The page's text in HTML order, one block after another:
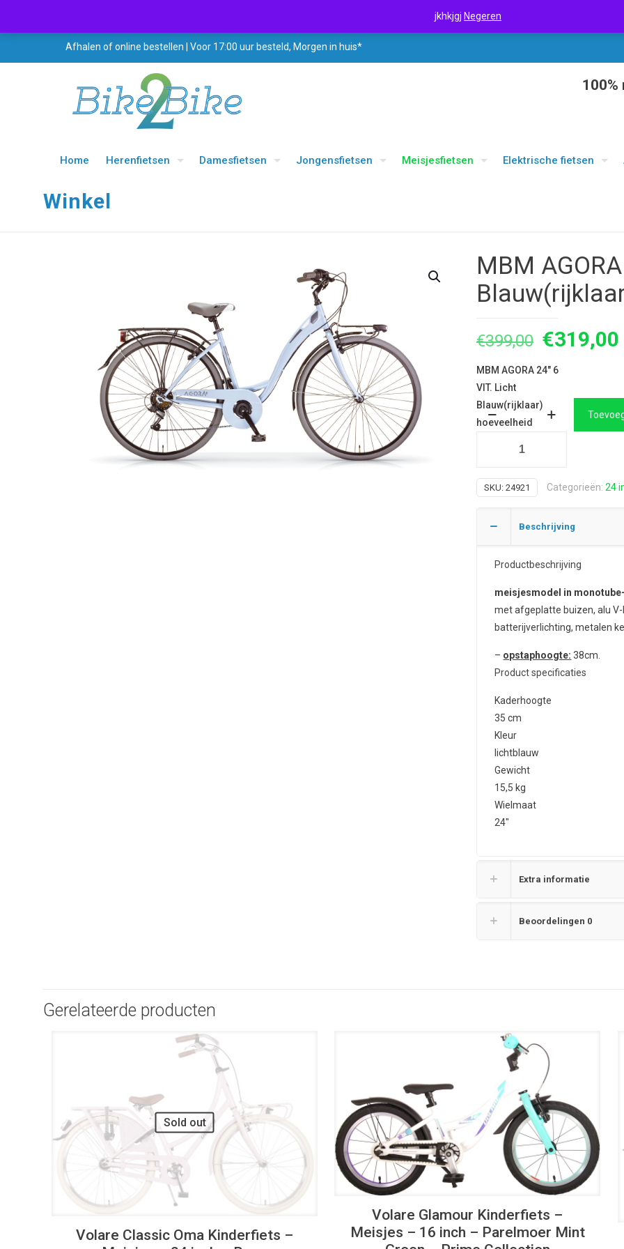
Afhalen of online bestellen | Voor 17:00 uur besteld, Morgen in huis*
Home Herenfietsen Damesfietsen Jongensfietsen Meisjesfietsen Elektrische fietsen
Winkel
MBM
€399,00
prijs
was:
€399,00.
€319,00
MBM AGORA 24" 6
VIT. Licht
Blauw(rijklaar)
hoeveelheid
SKU: 24921 Categorieën: 24
Beschrijving
Productbeschrijving
meisjesmodel in
met afgeplatte buizen, alu
batterijverlichting, metalen
– opstaphoogte: 38cm.
Product specificaties
Kaderhoogte
35 cm
Kleur
lichtblauw
Gewicht
15,5 kg
Wielmaat
24″
Extra informatie
Beoordelingen 0
Gerelateerde producten
Sold out
Volare Classic Oma Kinderfiets –
Volare Glamour Kinderfiets –
Meisjes – 16 inch – Parelmoer Mint
jkhkjgj Negeren